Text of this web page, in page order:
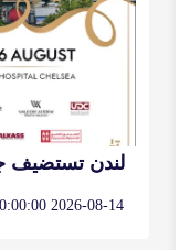
لندن تستضيف
2026-08-14 10:00:00